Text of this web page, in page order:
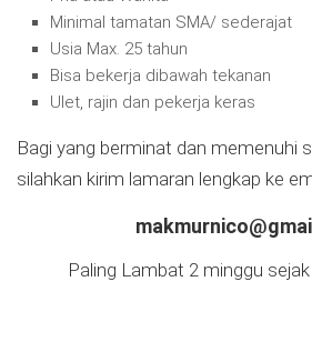
Minimal tamatan SMA/ sederajat
Usia Max. 25 tahun
Bisa bekerja dibawah tekanan
Ulet, rajin dan pekerja keras
Bagi yang berminat dan memenuhi
silahkan kirim lamaran lengkap ke
Paling Lambat 2 minggu